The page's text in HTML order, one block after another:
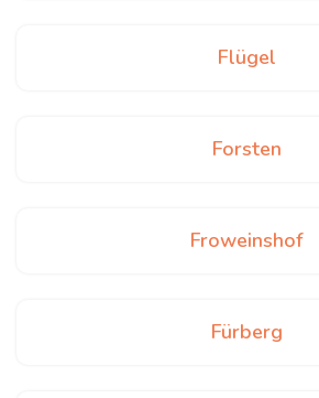
Flügel
Forsten
Froweinshof
Fürberg